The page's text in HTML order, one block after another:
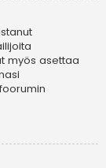
myös asettaa